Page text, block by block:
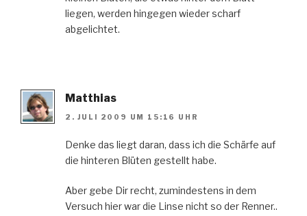
liegen, werden hingegen wieder scharf
abgelichtet.
Matthias
2. JULI 2009 UM 15:16 UHR
Denke das liegt daran, dass ich die Schärfe auf
die hinteren Blüten gestellt habe.
Aber gebe Dir recht, zumindestens in dem
Versuch hier war die Linse nicht so der Renner..